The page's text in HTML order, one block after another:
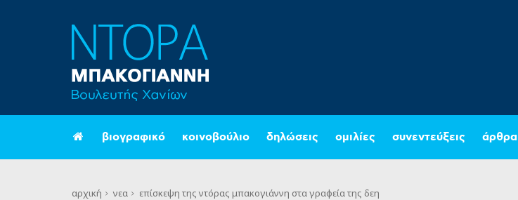
βιογραφικό κοινοβούλιο δηλώσεις ομιλίες συνεντεύξεις άρθρα
αρχική νεα επίσκεψη της ντόρας μπακογιάννη στα γραφεία της δεη